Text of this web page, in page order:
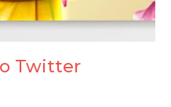
Twitter